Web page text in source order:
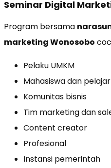
Seminar Digital
Program bersama
marketing Wonosobo
Pelaku UMKM
Mahasiswa dan pelajar
Komunitas bisnis
Tim marketing dan
Content creator
Profesional
Instansi pemerintah